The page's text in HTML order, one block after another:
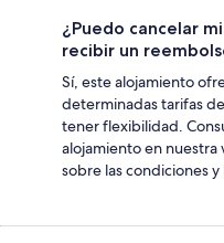
¿Puedo cancelar
recibir un
Sí, este alojamiento
determinadas tarifas
tener flexibilidad.
alojamiento en
sobre las condiciones y